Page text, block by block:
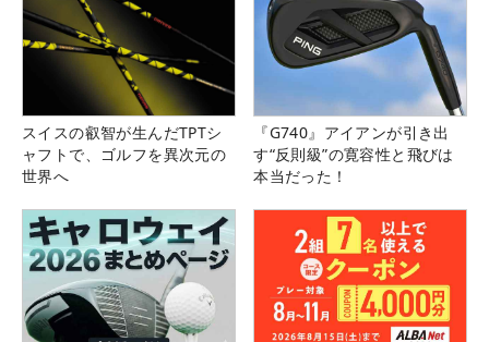
スイスの叡智が生んだTPTシ
ャフトで、ゴルフを異次元の
世界へ
『G740』アイアンが引き出
す“反則級”の寛容性と飛びは
本当だった！